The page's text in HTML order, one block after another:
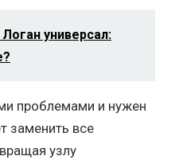
универсал:
проблемами и нужен
заменить все
узлу